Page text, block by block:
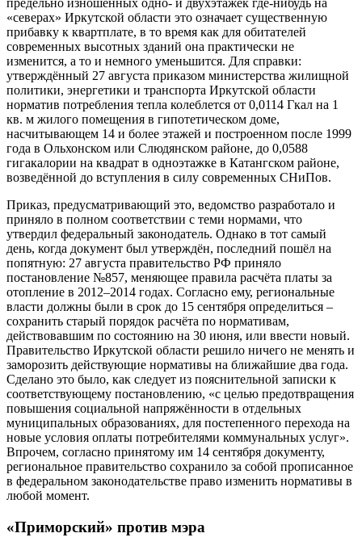
предельно изношенных одно- и двухэтажек где-нибудь на
«северах» Иркутской области это означает существенную
прибавку к квартплате, в то время как для обитателей
современных высотных зданий она практически не
изменится, а то и немного уменьшится. Для справки:
утверждённый 27 августа приказом министерства жилищной
политики, энергетики и транспорта Иркутской области
норматив потребления тепла колеблется от 0,0114 Гкал на 1
кв. м жилого помещения в гипотетическом доме,
насчитывающем 14 и более этажей и построенном после 1999
года в Ольхонском или Слюдянском районе, до 0,0588
гигакалории на квадрат в одноэтажке в Катангском районе,
возведённой до вступления в силу современных СНиПов.
Приказ, предусматривающий это, ведомство разработало и
приняло в полном соответствии с теми нормами, что
утвердил федеральный законодатель. Однако в тот самый
день, когда документ был утверждён, последний пошёл на
попятную: 27 августа правительство РФ приняло
постановление №857, меняющее правила расчёта платы за
отопление в 2012–2014 годах. Согласно ему, региональные
власти должны были в срок до 15 сентября определиться –
сохранить старый порядок расчёта по нормативам,
действовавшим по состоянию на 30 июня, или ввести новый.
Правительство Иркутской области решило ничего не менять и
заморозить действующие нормативы на ближайшие два года.
Сделано это было, как следует из пояснительной записки к
соответствующему постановлению, «с целью предотвращения
повышения социальной напряжённости в отдельных
муниципальных образованиях, для постепенного перехода на
новые условия оплаты потребителями коммунальных услуг».
Впрочем, согласно принятому им 14 сентября документу,
региональное правительство сохранило за собой прописанное
в федеральном законодательстве право изменить нормативы в
любой момент.
«Приморский» против мэра